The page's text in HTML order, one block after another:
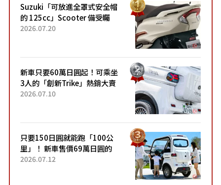
Suzuki「可放進全罩式安全帽
的 125cc」Scooter 備受矚
目！採用全新流線設計與各項
2026.07.20
新車只要60萬日圓起！可乘坐
3人的「創新Trike」熱銷大賣
成為人氣車款！「養車成本真
2026.07.10
只要150日圓就能跑「100公
里」！ 新車售價69萬日圓的
「3人座」Trike大受歡迎！ 順
2026.07.12